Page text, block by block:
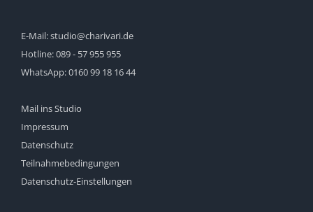
E-Mail:studio@charivari.de
Hotline:089 - 57 955 955
WhatsApp:0160 99 18 16 44
Mail ins Studio
Impressum
Datenschutz
Teilnahmebedingungen
Datenschutz-Einstellungen